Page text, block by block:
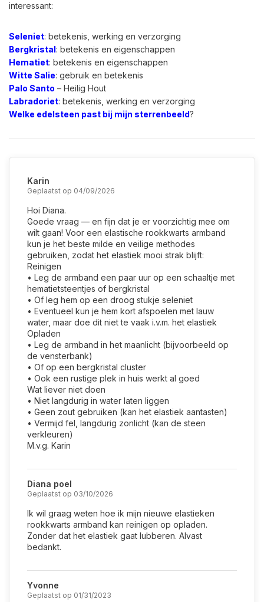
interessant:
Seleniet: betekenis, werking en verzorging
Bergkristal: betekenis en eigenschappen
Hematiet: betekenis en eigenschappen
Witte Salie: gebruik en betekenis
Palo Santo – Heilig Hout
Labradoriet: betekenis, werking en verzorging
Welke edelsteen past bij mijn sterrenbeeld?
Karin
Geplaatst op 04/09/2026
Hoi Diana.
Goede vraag — en fijn dat je er voorzichtig mee om
wilt gaan! Voor een elastische rookkwarts armband
kun je het beste milde en veilige methodes
gebruiken, zodat het elastiek mooi strak blijft:
Reinigen
• Leg de armband een paar uur op een schaaltje met
hematietsteentjes of bergkristal
• Of leg hem op een droog stukje seleniet
• Eventueel kun je hem kort afspoelen met lauw
water, maar doe dit niet te vaak i.v.m. het elastiek
Opladen
• Leg de armband in het maanlicht (bijvoorbeeld op
de vensterbank)
• Of op een bergkristal cluster
• Ook een rustige plek in huis werkt al goed
Wat liever niet doen
• Niet langdurig in water laten liggen
• Geen zout gebruiken (kan het elastiek aantasten)
• Vermijd fel, langdurig zonlicht (kan de steen
verkleuren)
M.v.g. Karin
Diana poel
Geplaatst op 03/10/2026
Ik wil graag weten hoe ik mijn nieuwe elastieken
rookkwarts armband kan reinigen op opladen.
Zonder dat het elastiek gaat lubberen. Alvast
bedankt.
Yvonne
Geplaatst op 01/31/2023